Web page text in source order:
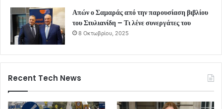
Απών ο Σαμαράς από την παρουσίαση βιβλίου
του Στυλιανίδη – Τι λένε συνεργάτες του
8 Οκτωβρίου, 2025
Recent Tech News